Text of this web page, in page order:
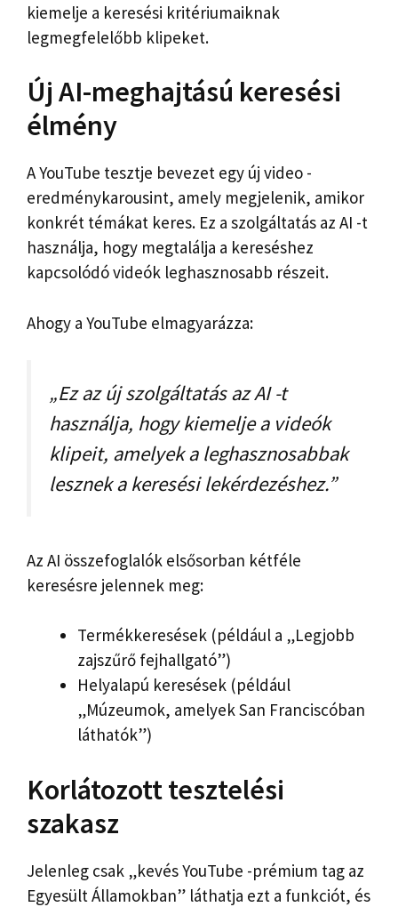
kiemelje a keresési kritériumaiknak
legmegfelelőbb klipeket.
Új AI-meghajtású keresési
élmény
A YouTube tesztje bevezet egy új video -
eredménykarousint, amely megjelenik, amikor
konkrét témákat keres. Ez a szolgáltatás az AI -t
használja, hogy megtalálja a kereséshez
kapcsolódó videók leghasznosabb részeit.
Ahogy a YouTube elmagyarázza:
„Ez az új szolgáltatás az AI -t
használja, hogy kiemelje a videók
klipeit, amelyek a leghasznosabbak
lesznek a keresési lekérdezéshez.”
Az AI összefoglalók elsősorban kétféle
keresésre jelennek meg:
Termékkeresések (például a „Legjobb
zajszűrő fejhallgató”)
Helyalapú keresések (például
„Múzeumok, amelyek San Franciscóban
láthatók”)
Korlátozott tesztelési
szakasz
Jelenleg csak „kevés YouTube -prémium tag az
Egyesült Államokban” láthatja ezt a funkciót, és